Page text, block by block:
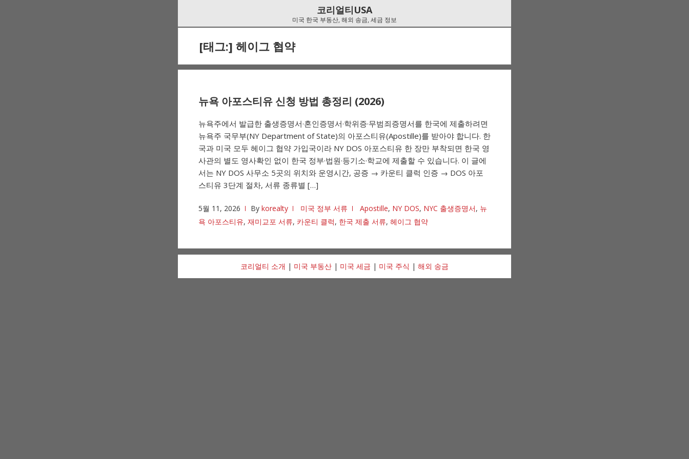
코리얼티USA
미국 한국 부동산, 해외 송금, 세금 정보
[태그:] 헤이그 협약
뉴욕 아포스티유 신청 방법 총정리 (2026)
뉴욕주에서 발급한 출생증명서·혼인증명서·학위증·무범죄증명서를 한국에 제출하려면
뉴욕주 국무부(NY Department of State)의 아포스티유(Apostille)를 받아야 합니다. 한
국과 미국 모두 헤이그 협약 가입국이라 NY DOS 아포스티유 한 장만 부착되면 한국 영
사관의 별도 영사확인 없이 한국 정부·법원·등기소·학교에 제출할 수 있습니다. 이 글에
서는 NY DOS 사무소 5곳의 위치와 운영시간, 공증 → 카운티 클럭 인증 → DOS 아포
스티유 3단계 절차, 서류 종류별 […]
5월 11, 2026 By korealty 미국 정부 서류 Apostille, NY DOS, NYC 출생증명서, 뉴
욕 아포스티유, 재미교포 서류, 카운티 클럭, 한국 제출 서류, 헤이그 협약
코리얼티 소개 | 미국 부동산 | 미국 세금 | 미국 주식 | 해외 송금